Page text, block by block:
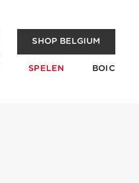
SHOP BELGIUM
SPELEN BOIC